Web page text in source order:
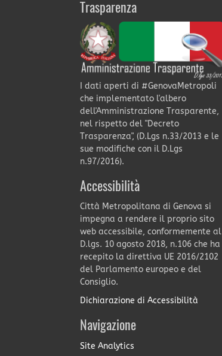
Trasparenza
I dati aperti di #GenovaMetropoli
che implementato l'albero
dell'Amministrazione Trasparente,
nel rispetto del "Decreto
Trasparenza", (D.Lgs n.33/2013 e le
sue modifiche con il D.Lgs
n.97/2016).
Accessibilità
Città Metropolitana di Genova si
impegna a rendere il proprio sito
web accessibile, conformemente al
D.lgs. 10 agosto 2018, n.106 che ha
recepito la direttiva UE 2016/2102
del Parlamento europeo e del
Consiglio.
Dichiarazione di Accessibilità
Navigazione
Site Analytics